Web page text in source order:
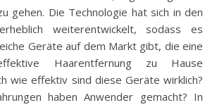
gehen. Die Technologie hat sich in den
weiterentwickelt, sodass es
Geräte auf dem Markt gibt, die eine
Haarentfernung zu Hause
wie effektiv sind diese Geräte wirklich?
haben Anwender gemacht? In